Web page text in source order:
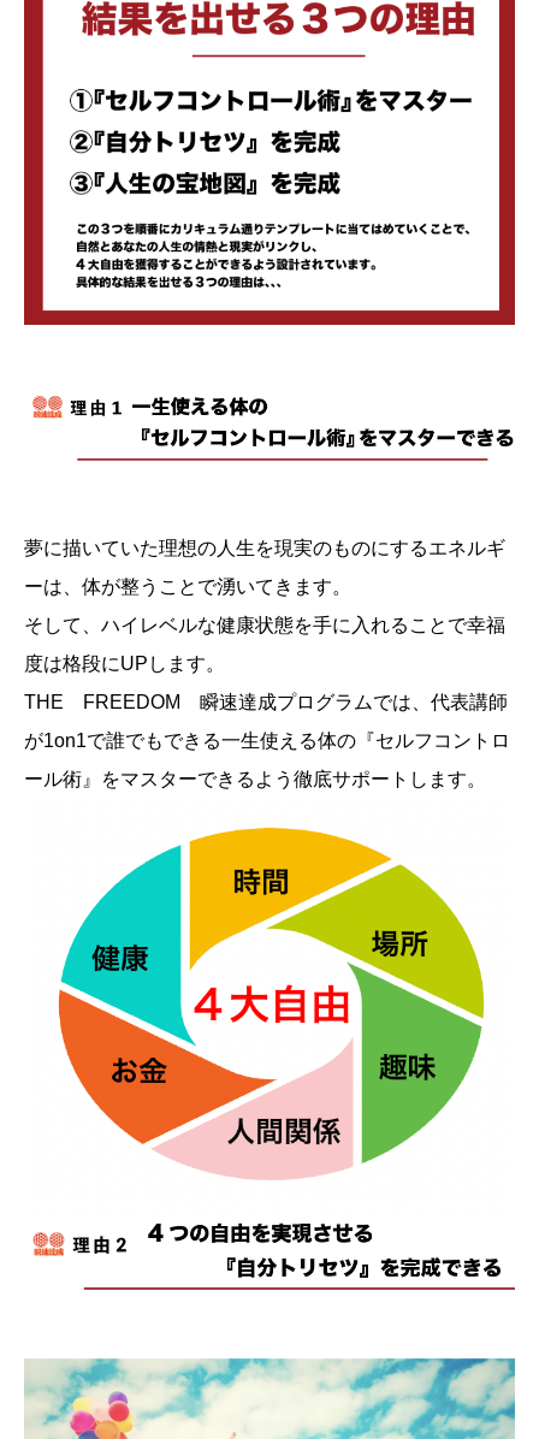
夢に描いていた理想の人生を現実のものにするエネルギ
ーは、体が整うことで湧いてきます。
そして、ハイレベルな健康状態を手に入れることで幸福
度は格段にUPします。
THE FREEDOM 瞬速達成プログラムでは、代表講師
が1on1で誰でもできる一生使える体の『セルフコントロ
ール術』をマスターできるよう徹底サポートします。